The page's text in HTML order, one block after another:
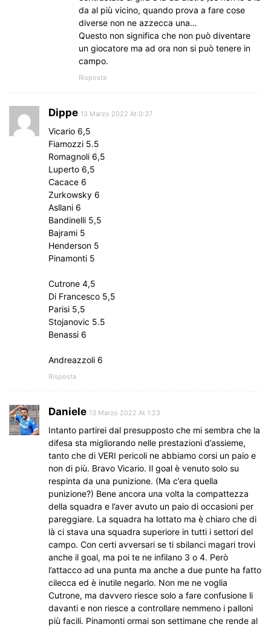
da al più vicino, quando prova a fare cose
diverse non ne azzecca una…
Questo non significa che non può diventare
un giocatore ma ad ora non si può tenere in
campo.
Risposta
Dippe 13 Marzo 2022 At 0:37
Vicario 6,5
Fiamozzi 5.5
Romagnoli 6,5
Luperto 6,5
Cacace 6
Zurkowsky 6
Asllani 6
Bandinelli 5,5
Bajrami 5
Henderson 5
Pinamonti 5
Cutrone 4,5
Di Francesco 5,5
Parisi 5,5
Stojanovic 5.5
Benassi 6
Andreazzoli 6
Risposta
Daniele 13 Marzo 2022 At 1:23
Intanto partirei dal presupposto che mi sembra che la
difesa sta migliorando nelle prestazioni d’assieme,
tanto che di VERI pericoli ne abbiamo corsi un paio e
non di più. Bravo Vicario. Il goal è venuto solo su
respinta da una punizione. (Ma c’era quella
punizione?) Bene ancora una volta la compattezza
della squadra e l’aver avuto un paio di occasioni per
pareggiare. La squadra ha lottato ma è chiaro che di
là ci stava una squadra superiore in tutti i settori del
campo. Con certi avversari se ti sbilanci magari trovi
anche il goal, ma poi te ne infilano 3 o 4. Però
l’attacco ad una punta ma anche a due punte ha fatto
cilecca ed è inutile negarlo. Non me ne voglia
Cutrone, ma davvero riesce solo a fare confusione li
davanti e non riesce a controllare nemmeno i palloni
più facili. Pinamonti ormai son settimane che rende al